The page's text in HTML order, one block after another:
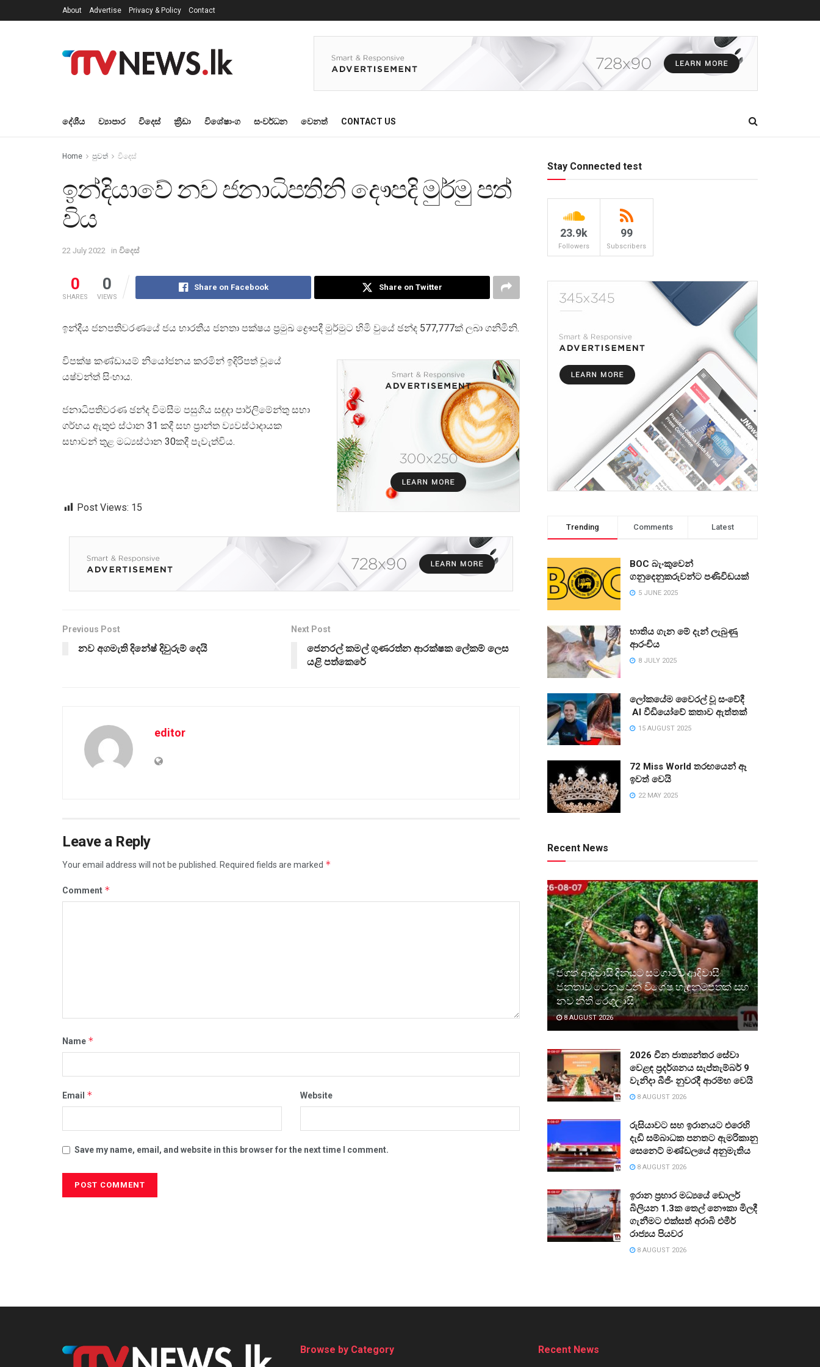
About Advertise Privacy & Policy Contact
දේශීය ව්‍යාපාර විදෙස් ක්‍රීඩා විශේෂාංග සංවර්ධන වෙනත් CONTACT US
Home පුවත් විදෙස්
ඉන්දියාවේ නව ජනාධිපතිනි දෞපදි මුර්මු පත්
විය
22 July 2022 in විදෙස්
0
SHARES
0
VIEWS
Share on Facebook Share on Twitter
ඉන්දීය ජනපතිවරණයේ ජය භාරතීය ජනතා පක්ෂය ප්‍රමුඛ ද්‍රෞපදී මුර්මුට හිමි වුයේ ඡන්ද 577,777ක් ලබා ගනිමිනි.
විපක්ෂ කණ්ඩායම් නියෝජනය කරමින් ඉදිරිපත් වූයේ
යෂ්වන්ත් සිංහාය.
ජනාධිපතිවරණ ඡන්ද විමසීම පසුගිය සඳුදා පාර්ලිමේන්තු සභා
ගර්භය ඇතුළු ස්ථාන 31 කදී සහ ප්‍රාන්ත ව්‍යවස්ථාදායක
සභාවන් තුළ මධ්‍යස්ථාන 30කදී පැවැත්විය.
Post Views: 15
Previous Post
නව අගමැති දිනේෂ් දිවුරුම් දෙයි
Next Post
ජෙනරල් කමල් ගුණරත්න ආරක්ෂක ලේකම් ලෙස
යළි පත්කෙරේ
editor
Leave a Reply
Your email address will not be published. Required fields are marked *
Comment *
Name *
Email * Website
Save my name, email, and website in this browser for the next time I comment.
Stay Connected test
23.9k
Followers
99
Subscribers
Trending Comments Latest
BOC බැංකුවෙන්
ගනුදෙනුකරුවන්ට පණිවිඩයක්
5 JUNE 2025
භාතිය ගැන මේ දැන් ලැබුණු
ආරංචිය
8 JULY 2025
ලෝකයේම වෛරල් වූ සංවේදී
AI වීඩියෝවේ කතාව ඇත්තක්
15 AUGUST 2025
72 Miss World තරඟයෙන් ඈ
ඉවත් වෙයි
22 MAY 2025
Recent News
ජගත් ආදිවාසි දිනයට සමගාමීව ආදිවාසී
ජනතාව වෙනුවෙන් විශේෂ හැඳුනුම්පතක් සහ
නව නීති රෙගුලාසි
8 AUGUST 2026
2026 චීන ජාත්‍යන්තර සේවා
වෙළඳ ප්‍රදර්ශනය සැප්තැම්බර් 9
වැනිදා බීජිං නුවරදී ආරම්භ වෙයි
8 AUGUST 2026
රුසියාවට සහ ඉරානයට එරෙහි
දැඩි සම්බාධක පනතට ඇමරිකානු
සෙනෙට් මණ්ඩලයේ අනුමැතිය
8 AUGUST 2026
ඉරාන ප්‍රහාර මධ්‍යයේ ඩොලර්
බිලියන 1.3ක තෙල් නෞකා මිලදී
ගැනීමට එක්සත් අරාබි එමීර්
රාජ්‍යය පියවර
8 AUGUST 2026
Browse by Category Recent News